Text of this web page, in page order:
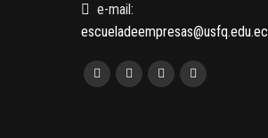
e-mail:
escueladeempresas@usfq.edu.ec